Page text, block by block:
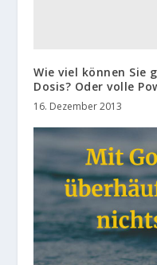
Wie viel können Sie
Dosis? Oder volle
16. Dezember 2013